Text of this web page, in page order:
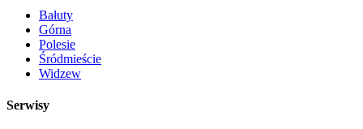
Bałuty
Górna
Polesie
Śródmieście
Widzew
Serwisy